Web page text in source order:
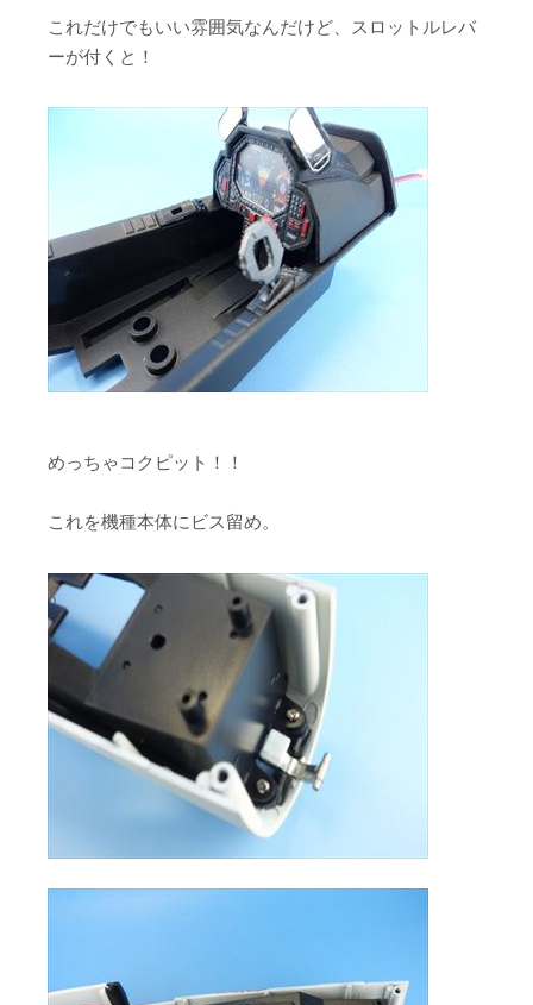
これだけでもいい雰囲気なんだけど、スロットルレバ
ーが付くと！
めっちゃコクピット！！
これを機種本体にビス留め。